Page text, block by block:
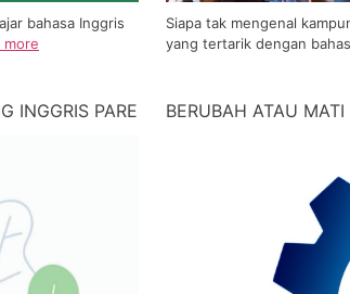
bahasa Inggris
more
Siapa tak mengenal
yang tertarik dengan
INGGRIS PARE BERUBAH ATAU